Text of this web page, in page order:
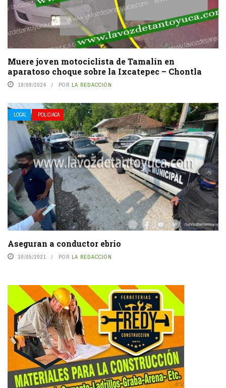
Muere joven motociclista de Tamalín en
aparatoso choque sobre la Ixcatepec – Chontla
19/08/2024 POR LA REDACCIÓN
LOCAL POLICIACA
Aseguran a conductor ebrio
30/05/2021 POR LA REDACCIÓN